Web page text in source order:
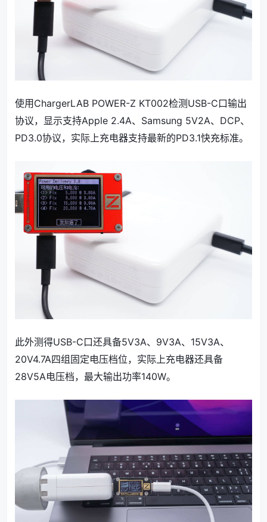
使用ChargerLAB POWER-Z KT002检测USB-C口输出
协议，显示支持Apple 2.4A、Samsung 5V2A、DCP、
PD3.0协议，实际上充电器支持最新的PD3.1快充标准。
此外测得USB-C口还具备5V3A、9V3A、15V3A、
20V4.7A四组固定电压档位，实际上充电器还具备
28V5A电压档，最大输出功率140W。